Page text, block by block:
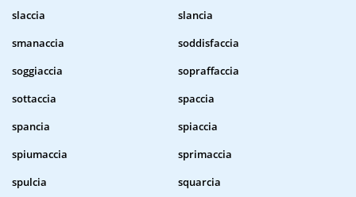
slaccia
slancia
smanaccia
soddisfaccia
soggiaccia
sopraffaccia
sottaccia
spaccia
spancia
spiaccia
spiumaccia
sprimaccia
spulcia
squarcia